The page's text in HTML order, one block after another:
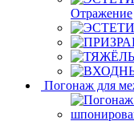
Отражение
Погонаж для